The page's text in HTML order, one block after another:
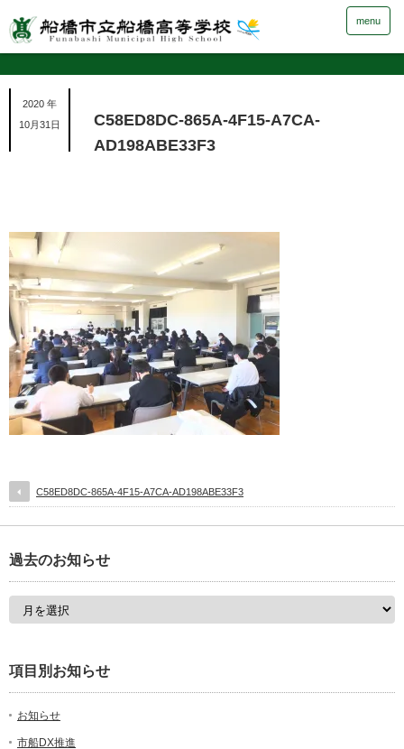
menu
2020 年
10月31日
C58ED8DC-865A-4F15-A7CA-
AD198ABE33F3
C58ED8DC-865A-4F15-A7CA-AD198ABE33F3
過去のお知らせ
項目別お知らせ
お知らせ
市船DX推進